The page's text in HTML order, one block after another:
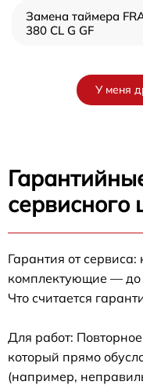
Замена таймера
380 CL G GF
У меня
сервисного
Гарантия от
комплектующие — до
Что считается
Для работ:
который прямо
(например,